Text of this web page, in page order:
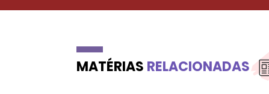
MATÉRIAS RELACIONADAS